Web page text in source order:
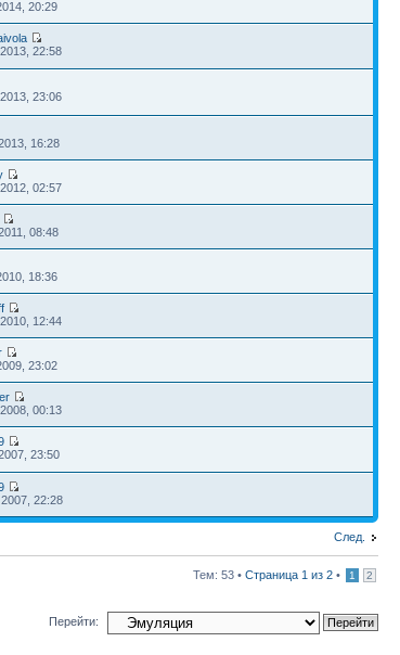
20:29
22:58
23:06
16:28
02:57
08:48
18:36
12:44
23:02
00:13
23:50
22:28
След.
Тем: 53 • Страница 1 из 2 • 1 2
Перейти: